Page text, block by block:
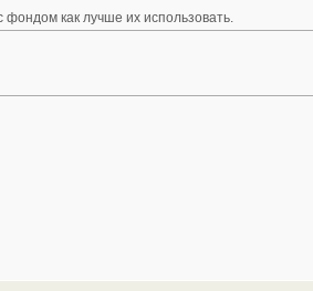
фондом как лучше их использовать.